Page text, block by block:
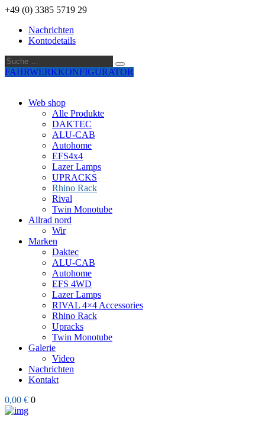
+49 (0) 3385 5719 29
Nachrichten
Kontodetails
Suche
…
Suche
FAHRWERKKONFIGURATOR
Web shop
Alle Produkte
DAKTEC
ALU-CAB
Autohome
EFS4x4
Lazer Lamps
UPRACKS
Rhino Rack
Rival
Twin Monotube
Allrad nord
Wir
Marken
Daktec
ALU-CAB
Autohome
EFS 4WD
Lazer Lamps
RIVAL 4×4 Accessories
Rhino Rack
Upracks
Twin Monotube
Galerie
Video
Nachrichten
Kontakt
0,00 € 0